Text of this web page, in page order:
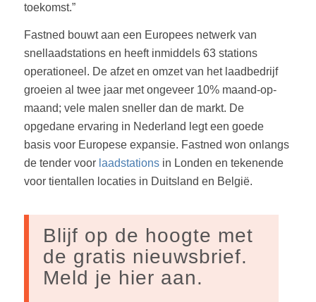
toekomst.”
Fastned bouwt aan een Europees netwerk van
snellaadstations en heeft inmiddels 63 stations
operationeel. De afzet en omzet van het laadbedrijf
groeien al twee jaar met ongeveer 10% maand-op-
maand; vele malen sneller dan de markt. De
opgedane ervaring in Nederland legt een goede
basis voor Europese expansie. Fastned won onlangs
de tender voor laadstationsin Londen en tekenende
voor tientallen locaties in Duitsland en België.
Blijf op de hoogte met
de gratis nieuwsbrief.
Meld je hier aan.